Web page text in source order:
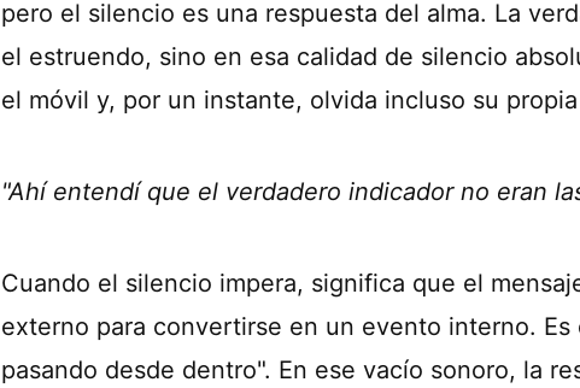
pero el silencio es una respuesta del alma. La
el estruendo, sino en esa calidad de silencio
el móvil y, por un instante, olvida incluso su
"Ahí entendí que el verdadero indicador no eran
Cuando el silencio impera, significa que el
externo para convertirse en un evento interno.
pasando desde dentro". En ese vacío sonoro, la